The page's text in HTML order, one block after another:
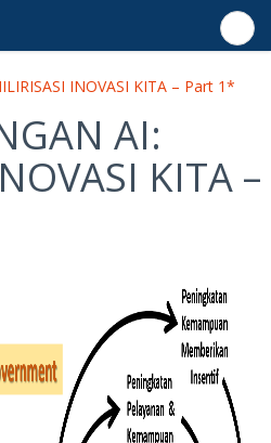
INOVASI KITA – Part 1*
AI:
KITA –